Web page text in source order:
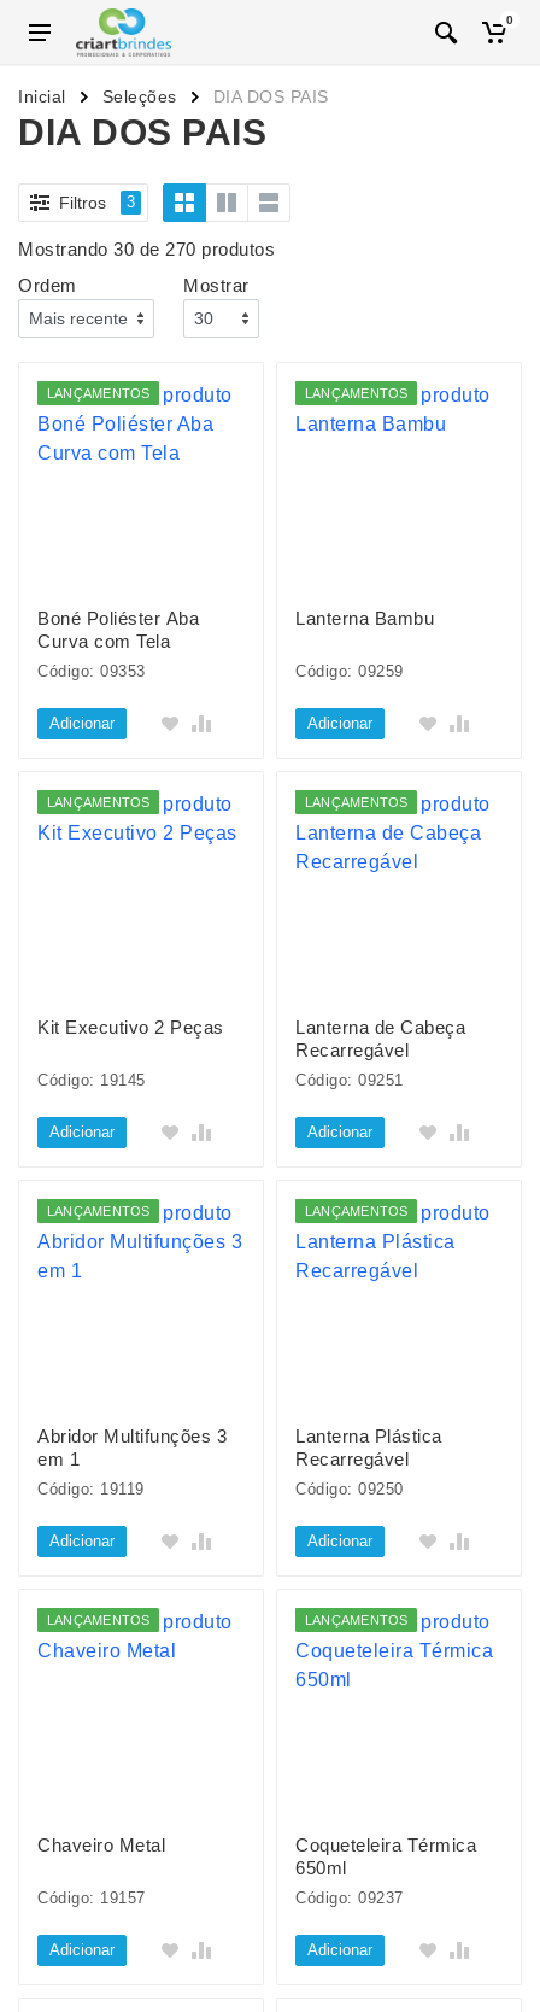
0
Inicial Seleções DIA DOS PAIS
DIA DOS PAIS
Filtros 3
Mostrando 30 de 270 produtos
Ordem
Mostrar
LANÇAMENTOS
Boné Poliéster Aba
Curva com Tela
Código: 09353
Adicionar
LANÇAMENTOS
Lanterna Bambu
Código: 09259
Adicionar
LANÇAMENTOS
Kit Executivo 2 Peças
Código: 19145
Adicionar
LANÇAMENTOS
Lanterna de Cabeça
Recarregável
Código: 09251
Adicionar
LANÇAMENTOS
Abridor Multifunções 3
em 1
Código: 19119
Adicionar
LANÇAMENTOS
Lanterna Plástica
Recarregável
Código: 09250
Adicionar
LANÇAMENTOS
Chaveiro Metal
Código: 19157
Adicionar
LANÇAMENTOS
Coqueteleira Térmica
650ml
Código: 09237
Adicionar